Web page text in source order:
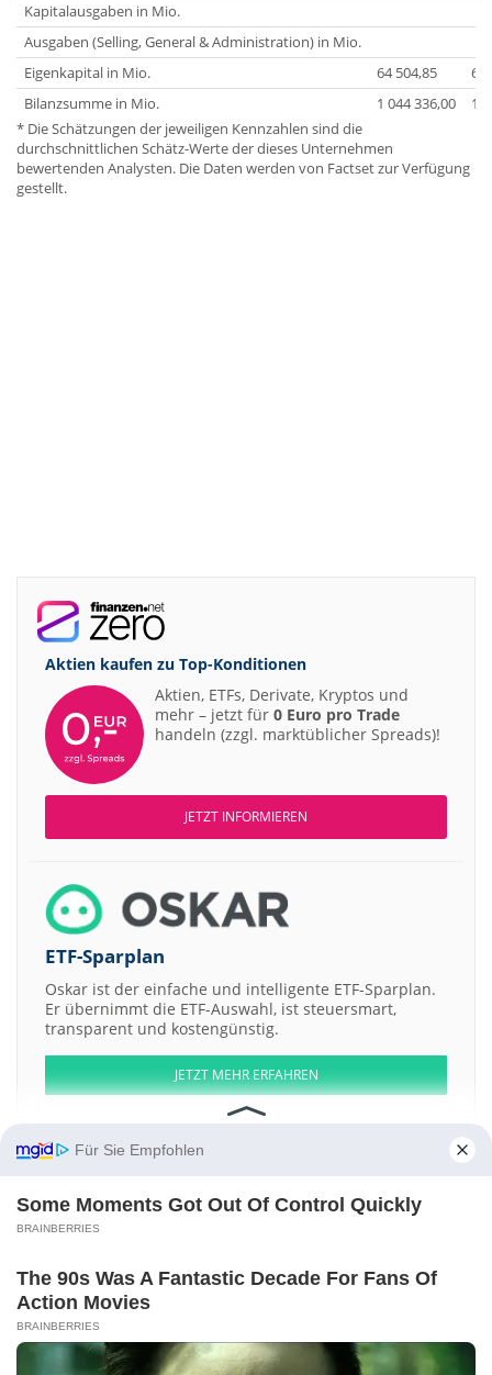
Kapitalausgaben in Mio.
Ausgaben (Selling, General & Administration) in Mio.
Eigenkapital in Mio.
64 504,85
67
Bilanzsumme in Mio.
1 044 336,00
1
* Die Schätzungen der jeweiligen Kennzahlen sind die
durchschnittlichen Schätz-Werte der dieses Unternehmen
bewertenden Analysten. Die Daten werden von Factset zur Verfügung
gestellt.
Aktien kaufen zu Top-Konditionen
Aktien, ETFs, Derivate, Kryptos und
mehr – jetzt für 0 Euro pro Trade
handeln (zzgl. marktüblicher Spreads)!
JETZT INFORMIEREN
ETF-Sparplan
Oskar ist der einfache und intelligente ETF-Sparplan.
Er übernimmt die ETF-Auswahl, ist steuersmart,
transparent und kostengünstig.
JETZT MEHR ERFAHREN
Aktien ATX DAX EuroStoxx 50 Dow Jones NASDAQ 100 Nikkei 225
Agennix
Volkswagen ExxonMobil Cycos Internet Capital Group
Kontakt-
Sitemap-Datenschutz-Disclaimer-AGB-Privatsphäre-Einstellungen
Für Sie Empfohlen
Some Moments Got Out Of Control Quickly
BRAINBERRIES
The 90s Was A Fantastic Decade For Fans Of
Action Movies
BRAINBERRIES